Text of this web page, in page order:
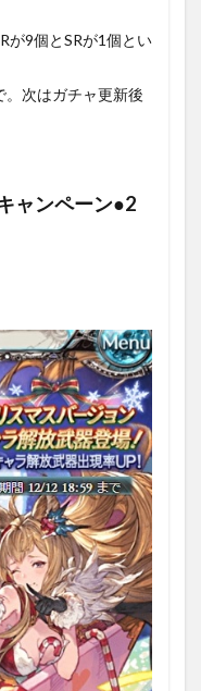
が9個とSRが1個とい
次はガチャ更新後
ャンペーン●2